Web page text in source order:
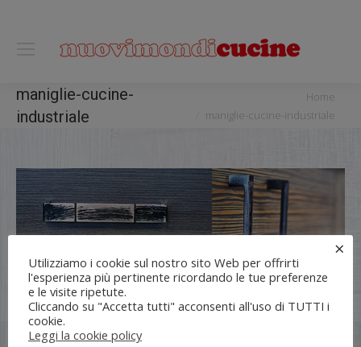
maniglie-cucine-
industriale
Home
maniglie-cucine-industriale
Flli UNIA s.n.c. | Lungo Dora Voghera 28/d Torino (10122) |
Utilizziamo i cookie sul nostro sito Web per offrirti
l'esperienza più pertinente ricordando le tue preferenze
e le visite ripetute.
Cliccando su "Accetta tutti" acconsenti all'uso di TUTTI i
cookie.
Leggi la cookie policy
×